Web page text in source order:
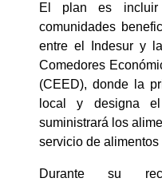
El plan es
comunidades
entre el Indesur y
Comedores
(CEED), donde la
local y designa
suministrará los
servicio de
Durante su